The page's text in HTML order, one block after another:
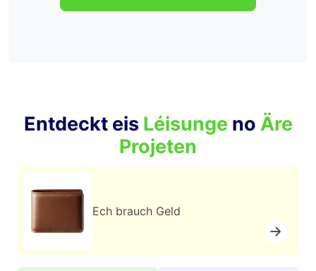
Entdeckt eis Léisunge no Äre
Projeten
Ech brauch Geld